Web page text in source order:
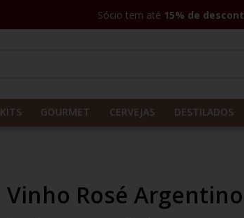
Sócio tem até 15% de
KITS GOURMET CERVEJAS DESTILADOS
Vinho Rosé